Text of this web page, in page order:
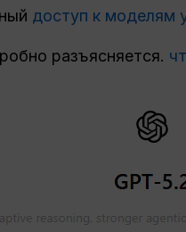
доступ к моделям
разъясняется.